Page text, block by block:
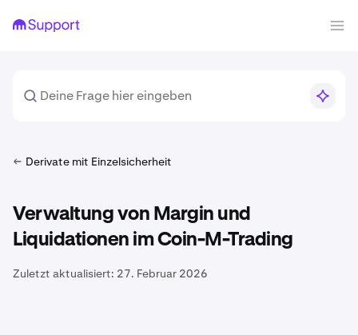
Derivate mit Einzelsicherheit
Verwaltung von Margin und
Liquidationen im Coin-M-Trading
Zuletzt aktualisiert: 27. Februar 2026